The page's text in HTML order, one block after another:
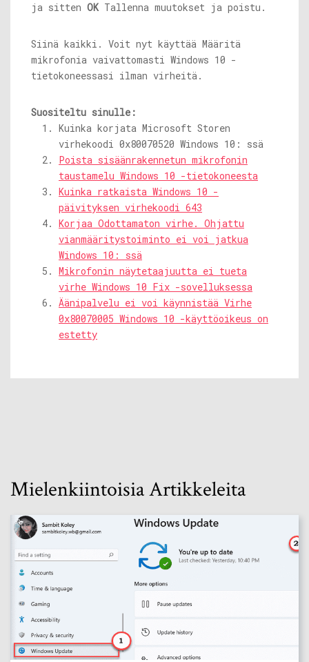
ja sitten OKTallenna muutokset ja poistu.
Siinä kaikki. Voit nyt käyttää Määritä
mikrofonia vaivattomasti Windows 10 -
tietokoneessasi ilman virheitä.
Suositeltu sinulle:
Kuinka korjata Microsoft Storen
virhekoodi 0x80070520 Windows 10: ssä
Poista sisäänrakennetun mikrofonin
taustamelu Windows 10 -tietokoneesta
Kuinka ratkaista Windows 10 -
päivityksen virhekoodi 643
Korjaa Odottamaton virhe. Ohjattu
vianmääritystoiminto ei voi jatkua
Windows 10: ssä
Mikrofonin näytetaajuutta ei tueta
virhe Windows 10 Fix -sovelluksessa
Äänipalvelu ei voi käynnistää Virhe
0x80070005 Windows 10 -käyttöoikeus on
estetty
Mielenkiintoisia Artikkeleita